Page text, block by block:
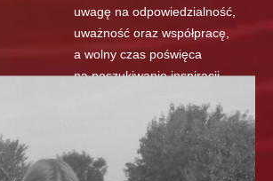
uwagę na odpowiedzialność,
uważność oraz współpracę,
a wolny czas poświęca
na poszukiwanie inspiracji